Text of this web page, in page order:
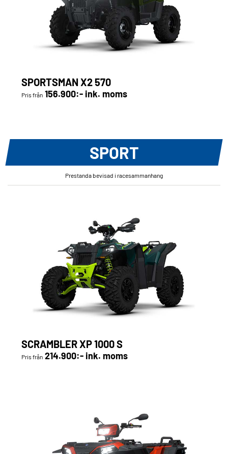
SPORTSMAN X2 570
Pris från 156.900:- ink. moms
SPORT
Prestanda bevisad i racesammanhang
SCRAMBLER XP 1000 S
Pris från 214.900:- ink. moms